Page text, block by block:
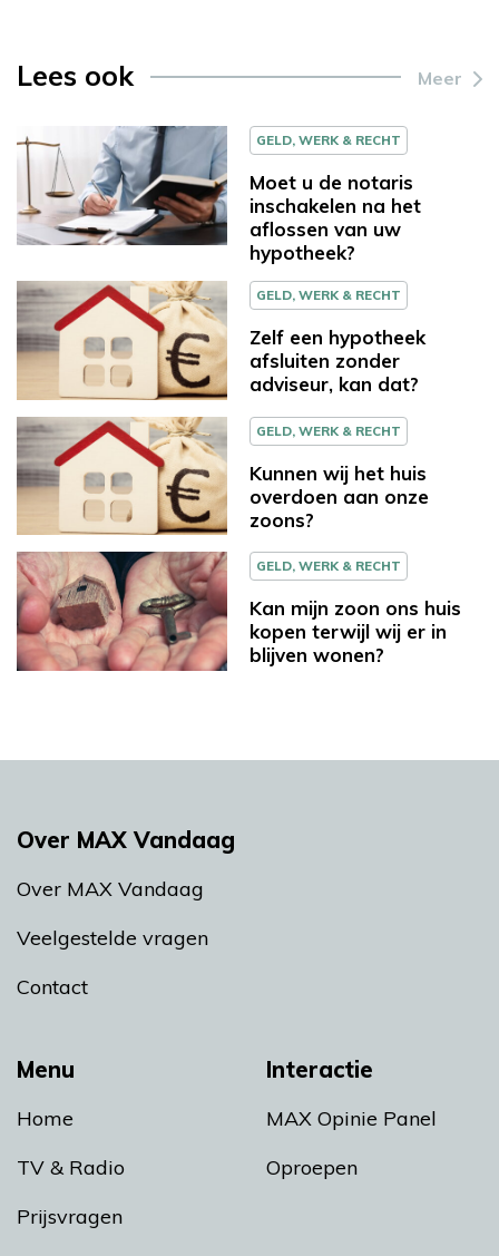
Lees ook Meer
GELD, WERK & RECHT
Moet u de notaris
inschakelen na het
aflossen van uw
hypotheek?
GELD, WERK & RECHT
Zelf een hypotheek
afsluiten zonder
adviseur, kan dat?
GELD, WERK & RECHT
Kunnen wij het huis
overdoen aan onze
zoons?
GELD, WERK & RECHT
Kan mijn zoon ons huis
kopen terwijl wij er in
blijven wonen?
Menu
Home
TV & Radio
Prijsvragen
Interactie
MAX Opinie Panel
Oproepen
Over MAX Vandaag
Over MAX Vandaag
Veelgestelde vragen
Contact